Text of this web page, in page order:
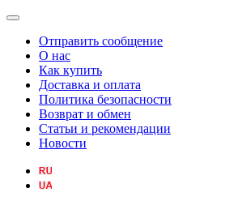
Отправить сообщение
О нас
Как купить
Доставка и оплата
Политика безопасности
Возврат и обмен
Статьи и рекомендации
Новости